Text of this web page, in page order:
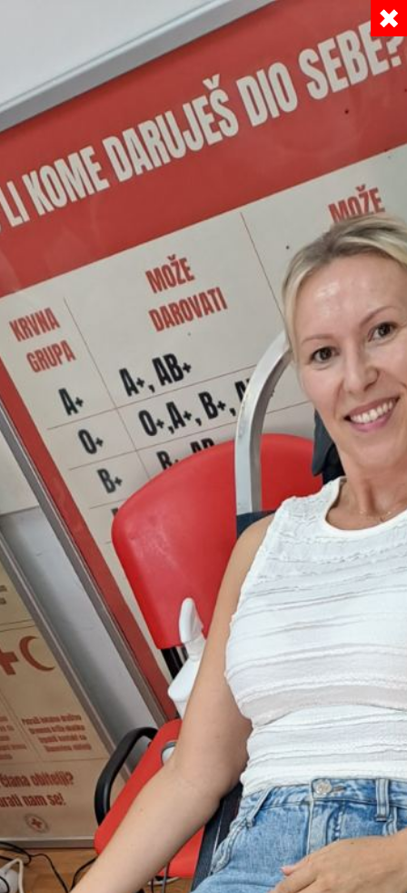
NOVOSTI
Filteri
#svi filteri
#darivanje krvi
# dobrovoljno darivanje krvi
# humanost
#Daruj krv
#Crveni križ Poreč
#DDK
#Dobrovoljno Davanje Krvi
#humanost
#dobrovoljno davanje krvi
#volonteri
#prva pomoć
#DKD #mladi # edukacije
#interventni tim
#donacija
#INTERVENTNI TIM
#humanitarna pomoć
#služba traženja
#apel # #darujživot
#volonteri
# darivateljikrvi
#volonteri;
# humanost;
#humanitarnaakcija;
# volonteri ;
#humanost;
# volonteri;
# humanitarnaakcija;
#darivanjekrvi;
#darivateljikrvi;
#zdravstvenapreventiva;
# prvapomoć;
#trafficking;
#volonteri ;
# socijalniprogram ;
#trafficking
# preventiva
#zdravstveniprogrami
# prvapomoc
#mladi
# zdravstvenapreventiva
# volonteri
#darivanjekrvi
#socijalniprogram
#socijalni program
#zdravstvenapreventiva
#prvapomoć
# darivanjekrvi
# zdravstvenapreventiva
# doniraj
#zdravstvena preventiva
#spasilačkaslužba
#humanitarnapomoć
#humanitarnapomoc
#darivateljikrvi
#darivateljikrvi
#zdravstveniprogram
#paketi
#humanitarniprogrami #volonteri
#pomoc
#humanitarci
#trgovanjeljudima
#trafficking
# solidarnost
#humanitarna akcija
#socijalni program
#darivatelji krvi
#zaštitaispašavanje
#socijalniprogram
#prvapomoć
#donacije
#zaštita zdravlja